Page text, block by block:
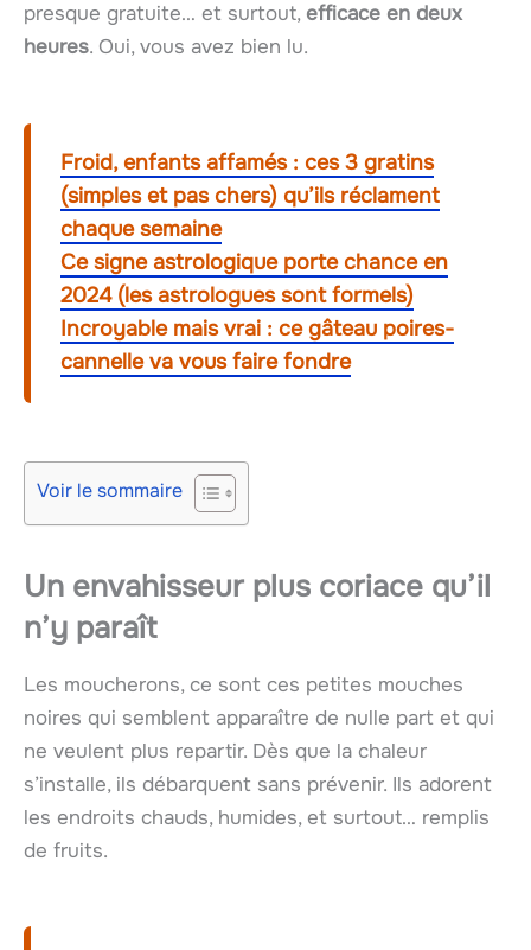
presque gratuite… et surtout, efficace en deux
heures. Oui, vous avez bien lu.
Froid, enfants affamés : ces 3 gratins
(simples et pas chers) qu’ils réclament
chaque semaine
Ce signe astrologique porte chance en
2024 (les astrologues sont formels)
Incroyable mais vrai : ce gâteau poires-
cannelle va vous faire fondre
Voir le sommaire
Un envahisseur plus coriace qu’il
n’y paraît
Les moucherons, ce sont ces petites mouches
noires qui semblent apparaître de nulle part et qui
ne veulent plus repartir. Dès que la chaleur
s’installe, ils débarquent sans prévenir. Ils adorent
les endroits chauds, humides, et surtout… remplis
de fruits.